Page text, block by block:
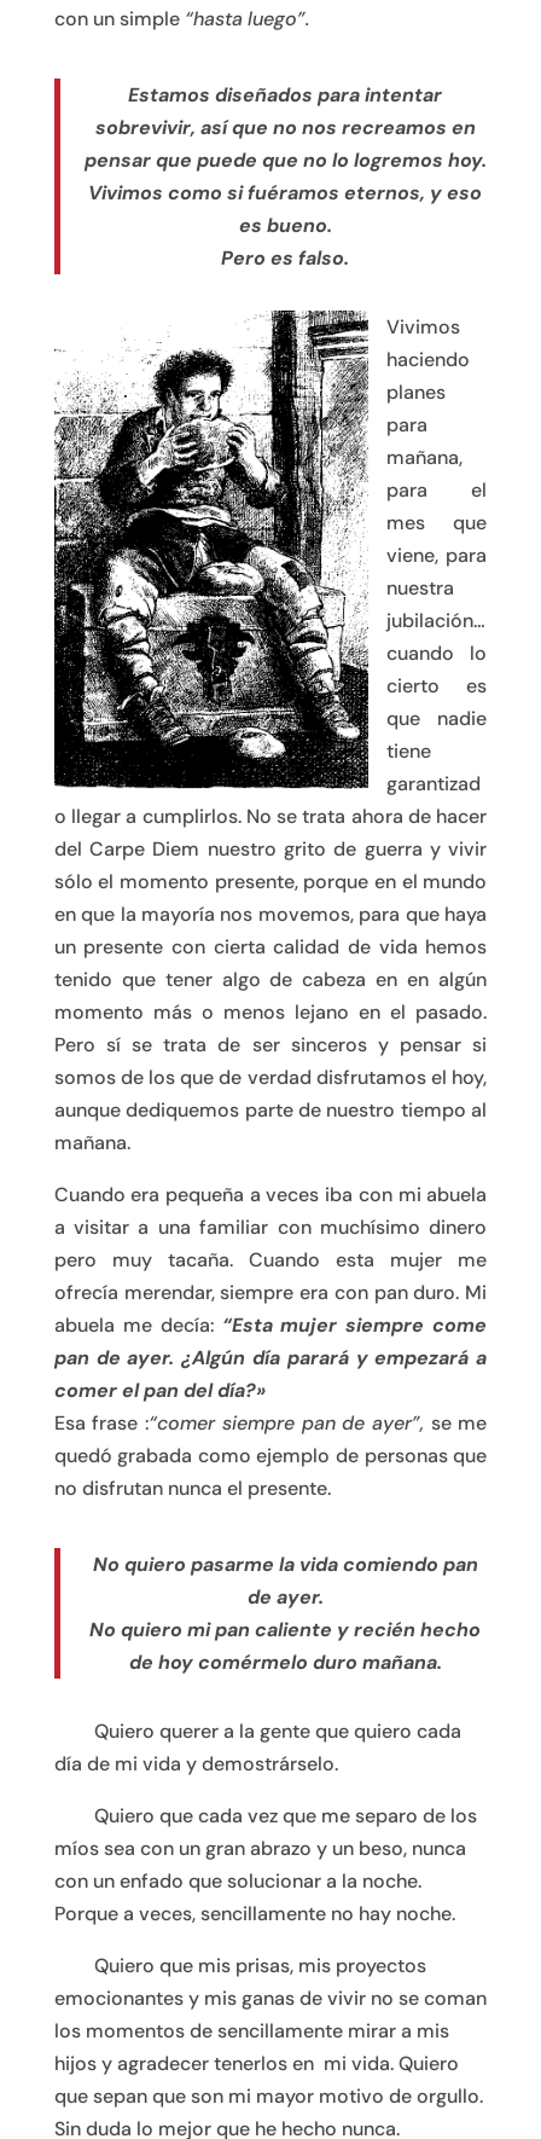
con un simple “hasta luego”.
Estamos diseñados para intentar
sobrevivir, así que no nos recreamos en
pensar que puede que no lo logremos hoy.
Vivimos como si fuéramos eternos, y eso
es bueno.
Pero es falso.
Vivimos
haciendo
planes
para
mañana,
para el
mes que
viene, para
nuestra
jubilación…
cuando lo
cierto es
que nadie
tiene
garantizad
o llegar a cumplirlos. No se trata ahora de hacer
del Carpe Diem nuestro grito de guerra y vivir
sólo el momento presente, porque en el mundo
en que la mayoría nos movemos, para que haya
un presente con cierta calidad de vida hemos
tenido que tener algo de cabeza en en algún
momento más o menos lejano en el pasado.
Pero sí se trata de ser sinceros y pensar si
somos de los que de verdad disfrutamos el hoy,
aunque dediquemos parte de nuestro tiempo al
mañana.
Cuando era pequeña a veces iba con mi abuela
a visitar a una familiar con muchísimo dinero
pero muy tacaña. Cuando esta mujer me
ofrecía merendar, siempre era con pan duro. Mi
abuela me decía: “Esta mujer siempre come
pan de ayer. ¿Algún día parará y empezará a
comer el pan del día?»
Esa frase :“comer siempre pan de ayer”, se me
quedó grabada como ejemplo de personas que
no disfrutan nunca el presente.
No quiero pasarme la vida comiendo pan
de ayer.
No quiero mi pan caliente y recién hecho
de hoy comérmelo duro mañana.
Quiero querer a la gente que quiero cada
día de mi vida y demostrárselo.
Quiero que cada vez que me separo de los
míos sea con un gran abrazo y un beso, nunca
con un enfado que solucionar a la noche.
Porque a veces, sencillamente no hay noche.
Quiero que mis prisas, mis proyectos
emocionantes y mis ganas de vivir no se coman
los momentos de sencillamente mirar a mis
hijos y agradecer tenerlos en mi vida. Quiero
que sepan que son mi mayor motivo de orgullo.
Sin duda lo mejor que he hecho nunca.